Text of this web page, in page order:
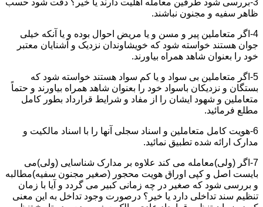
3-بررسی شود طرفین معامله اهلیت دارند یا خیر؟ دقت شود حسب
ظاهر سفیه و مجنون نباشند.
4-اگر متعاملین پیر و مسن و یا مریض احوال بوده و یا آنکه خیلی
جوان هستند خواسته شود که خویشاوندان نزدیک و آشنایان معتبر
خود را بعنوان شاهد همراه بیاورند.
5-اگر متعاملین بی سواد و یا کم سواد هستند خواسته شود که
بستگان و نزدیکان باسواد خود را بعنوان شاهد همراه بیاورند و حتماً
متعاملین و شهود ایشان را از مفاد و شرایط قرارداد بطور کامل
مطلع فرمائید.
6-هویت کامل متعاملین و اسناد سجلی آنها را با اسناد مالکیت و
مدارک ارائه شده تطبیق نمائید.
7-اگر (ولی)معامله می کند علاوه بر مدارک شناسایی (ولی)می
بایست اصل و کپی اوراق هویت محجور (صغیر مجنون سفیه)مطالبه
و بررسی شود که صغیر در چه زمانی کبیر می گردد و آیا با زمان
تنظیم سند تداخلی دارد یا خیر؟ درصورت وجود تداخل به این معنی